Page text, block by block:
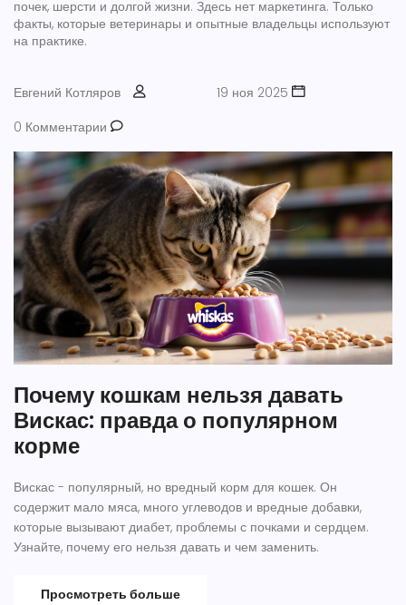
почек, шерсти и долгой жизни. Здесь нет маркетинга. Только
факты, которые ветеринары и опытные владельцы используют
на практике.
Евгений Котляров
19 ноя 2025
0 Комментарии
Почему кошкам нельзя давать
Вискас: правда о популярном
корме
Вискас - популярный, но вредный корм для кошек. Он
содержит мало мяса, много углеводов и вредные добавки,
которые вызывают диабет, проблемы с почками и сердцем.
Узнайте, почему его нельзя давать и чем заменить.
Просмотреть больше